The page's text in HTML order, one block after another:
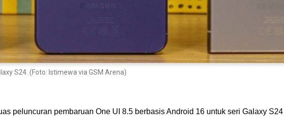
S24. (Foto: Istimewa via GSM Arena)
peluncuran pembaruan One UI 8.5 berbasis Android 16 untuk seri Galaxy